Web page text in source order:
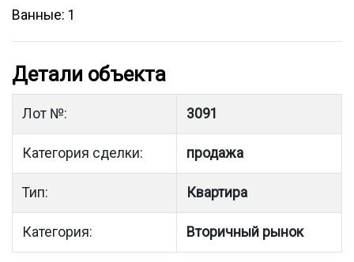
Ванные: 1
Детали объекта
Лот №: 3091
Категория сделки: продажа
Тип: Квартира
Категория: Вторичный рынок